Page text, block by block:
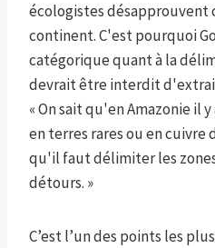
écologistes désapprouvent
continent. C'est pourquoi
catégorique quant à la
devrait être interdit
« On sait qu'en Amazonie il
en terres rares ou en cuivre
qu'il faut délimiter les
détours. »
C’est l’un des points les